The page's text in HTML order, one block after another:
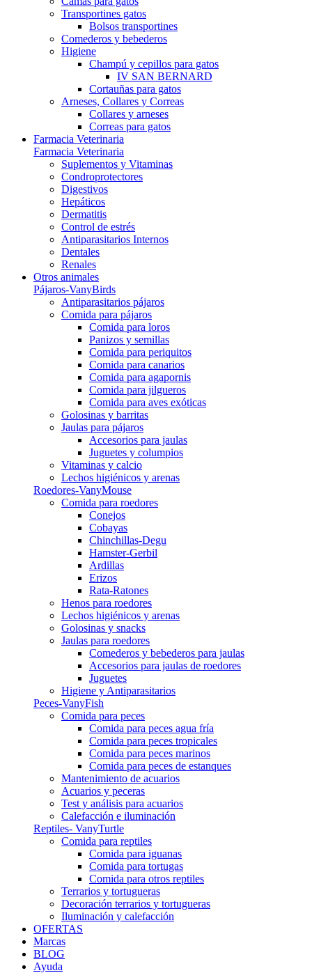
Transportines gatos
Bolsos transportines
Comederos y bebederos
Higiene
Champú y cepillos para gatos
IV SAN BERNARD
Cortauñas para gatos
Arneses, Collares y Correas
Collares y arneses
Correas para gatos
Farmacia Veterinaria
Farmacia Veterinaria
Suplementos y Vitaminas
Condroprotectores
Digestivos
Hepáticos
Dermatitis
Control de estrés
Antiparasitarios Internos
Dentales
Renales
Otros animales
Pájaros-VanyBirds
Antiparasitarios pájaros
Comida para pájaros
Comida para loros
Panizos y semillas
Comida para periquitos
Comida para canarios
Comida para agapornis
Comida para jilgueros
Comida para aves exóticas
Golosinas y barritas
Jaulas para pájaros
Accesorios para jaulas
Juguetes y columpios
Vitaminas y calcio
Lechos higiénicos y arenas
Roedores-VanyMouse
Comida para roedores
Conejos
Cobayas
Chinchillas-Degu
Hamster-Gerbil
Ardillas
Erizos
Rata-Ratones
Henos para roedores
Lechos higiénicos y arenas
Golosinas y snacks
Jaulas para roedores
Comederos y bebederos para jaulas
Accesorios para jaulas de roedores
Juguetes
Higiene y Antiparasitarios
Peces-VanyFish
Comida para peces
Comida para peces agua fría
Comida para peces tropicales
Comida para peces marinos
Comida para peces de estanques
Mantenimiento de acuarios
Acuarios y peceras
Test y análisis para acuarios
Calefacción e iluminación
Reptiles- VanyTurtle
Comida para reptiles
Comida para iguanas
Comida para tortugas
Comida para otros reptiles
Terrarios y tortugueras
Decoración terrarios y tortugueras
Iluminación y calefacción
OFERTAS
Marcas
BLOG
Ayuda